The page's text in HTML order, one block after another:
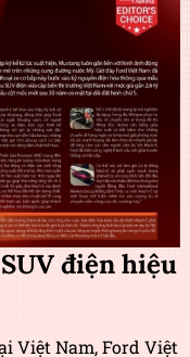
điện hiệu
Việt Nam, Ford Việt